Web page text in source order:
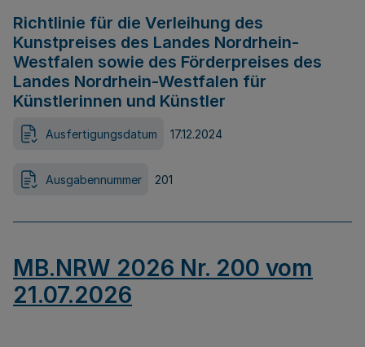
Richtlinie für die Verleihung des
Kunstpreises des Landes Nordrhein-
Westfalen sowie des Förderpreises des
Landes Nordrhein-Westfalen für
Künstlerinnen und Künstler
Ausfertigungsdatum 17.12.2024
Ausgabennummer 201
MB.NRW 2026 Nr. 200 vom
21.07.2026